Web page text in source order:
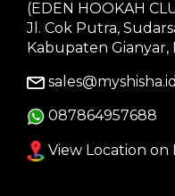
(EDEN HOOKAH
Jl. Cok Putra,
Kabupaten Gianyar,
sales@myshisha.id
087864957688
View Location on